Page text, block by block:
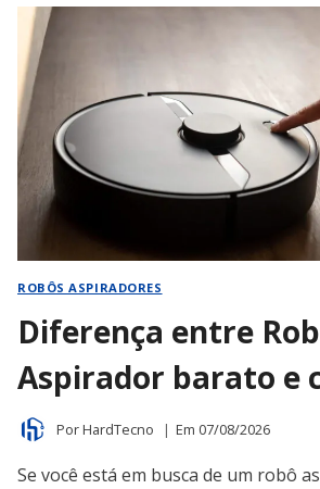
ROBÔ
PORCELANATO
MANCHAR?
ROBÔS ASPIRADORES
Diferença entre
Aspirador barato e
PorHardTecno Em 07/08/2026
Se você está em busca de um robô